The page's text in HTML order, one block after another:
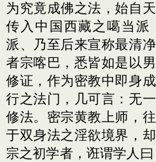
为究竟成佛之法，始自
传入中国西藏之噶当派
派、乃至后来宣称最清
者宗喀巴，悉皆如是以
修证，作为密教中即身
行之法门，几可言：无
修法。密宗黄教上师，
于双身法之淫欲境界，
宗之初学者，诳谓学人